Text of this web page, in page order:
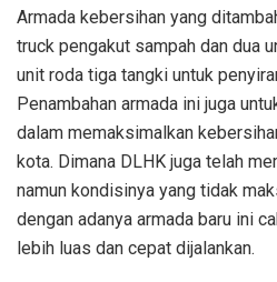
Armada kebersihan yang
truck pengakut sampah dan dua
unit roda tiga tangki untuk
Penambahan armada ini juga
dalam memaksimalkan
kota. Dimana DLHK juga telah
namun kondisinya yang tidak
dengan adanya armada baru ini
lebih luas dan cepat dijalankan.